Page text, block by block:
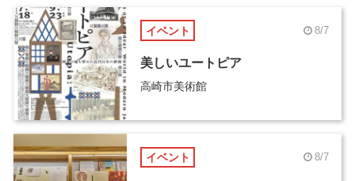
イベント 8/7
美しいユートピア
高崎市美術館
イベント 8/7